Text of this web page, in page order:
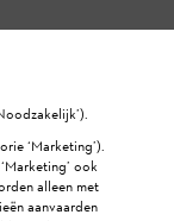
‘Marketing’).
ook
alleen met
aanvaarden